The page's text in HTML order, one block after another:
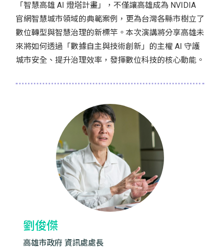
「智慧高雄 AI 燈塔計畫」，不僅讓高雄成為 NVIDIA
官網智慧城市領域的典範案例，更為台灣各縣市樹立了
數位轉型與智慧治理的新標竿。本次演講將分享高雄未
來將如何透過「數據自主與技術創新」的主權 AI 守護
城市安全、提升治理效率，發揮數位科技的核心動能。
劉俊傑
高雄市政府 資訊處處長